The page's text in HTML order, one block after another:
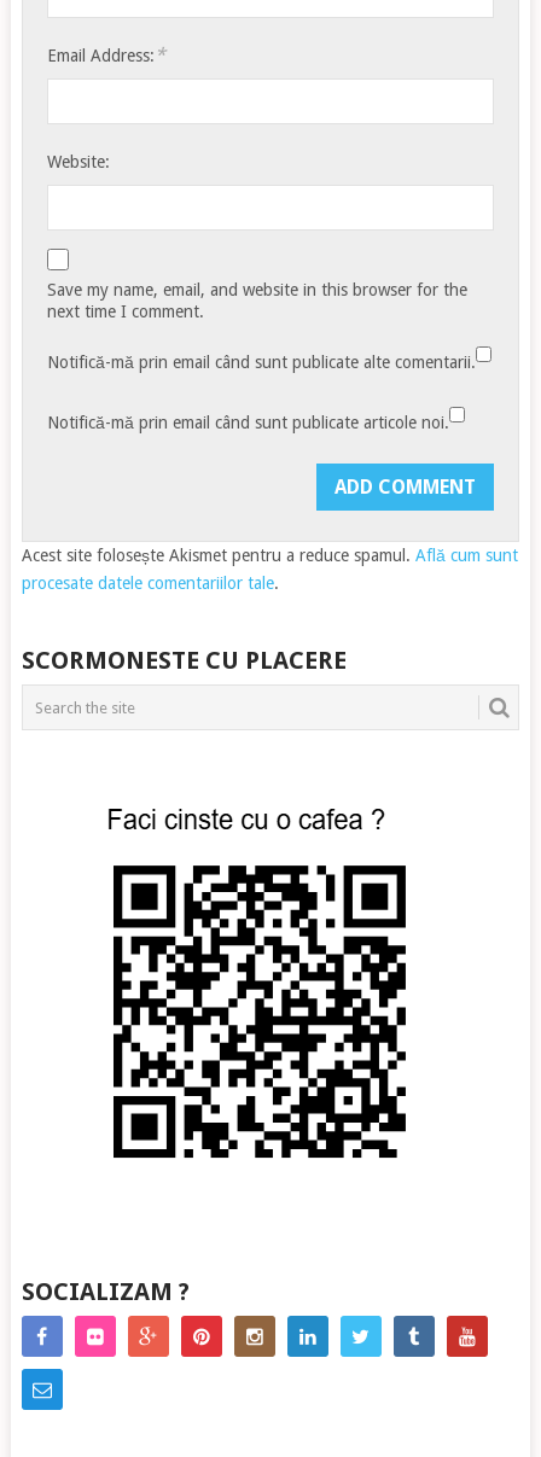
Email Address: *
Website:
Save my name, email, and website in this browser for the
next time I comment.
Notifică-mă prin email când sunt publicate alte comentarii.
Notifică-mă prin email când sunt publicate articole noi.
Acest site folosește Akismet pentru a reduce spamul. Află cum sunt
procesate datele comentariilor tale.
SCORMONESTE CU PLACERE
SOCIALIZAM ?